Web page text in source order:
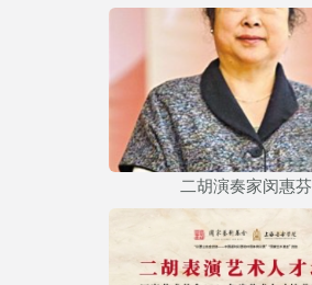
二胡演奏家闵惠芬